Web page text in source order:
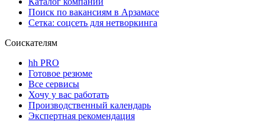
Поиск по вакансиям в Арзамасе
Сетка: соцсеть для нетворкинга
Соискателям
hh PRO
Готовое резюме
Все сервисы
Хочу у вас работать
Производственный календарь
Экспертная рекомендация